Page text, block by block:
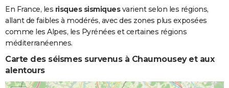
En France, les risques sismiquesvarient selon les régions,
allant de faibles à modérés, avec des zones plus exposées
comme les Alpes, les Pyrénées et certaines régions
méditerranéennes.
Carte des séismes survenus à Chaumousey et aux
alentours